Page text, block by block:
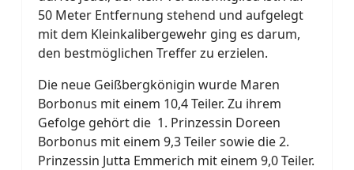
50 Meter Entfernung stehend und aufgelegt
mit dem Kleinkalibergewehr ging es darum,
den bestmöglichen Treffer zu erzielen.
Die neue Geißbergkönigin wurde Maren
Borbonus mit einem 10,4 Teiler. Zu ihrem
Gefolge gehört die 1. Prinzessin Doreen
Borbonus mit einem 9,3 Teiler sowie die 2.
Prinzessin Jutta Emmerich mit einem 9,0 Teiler.